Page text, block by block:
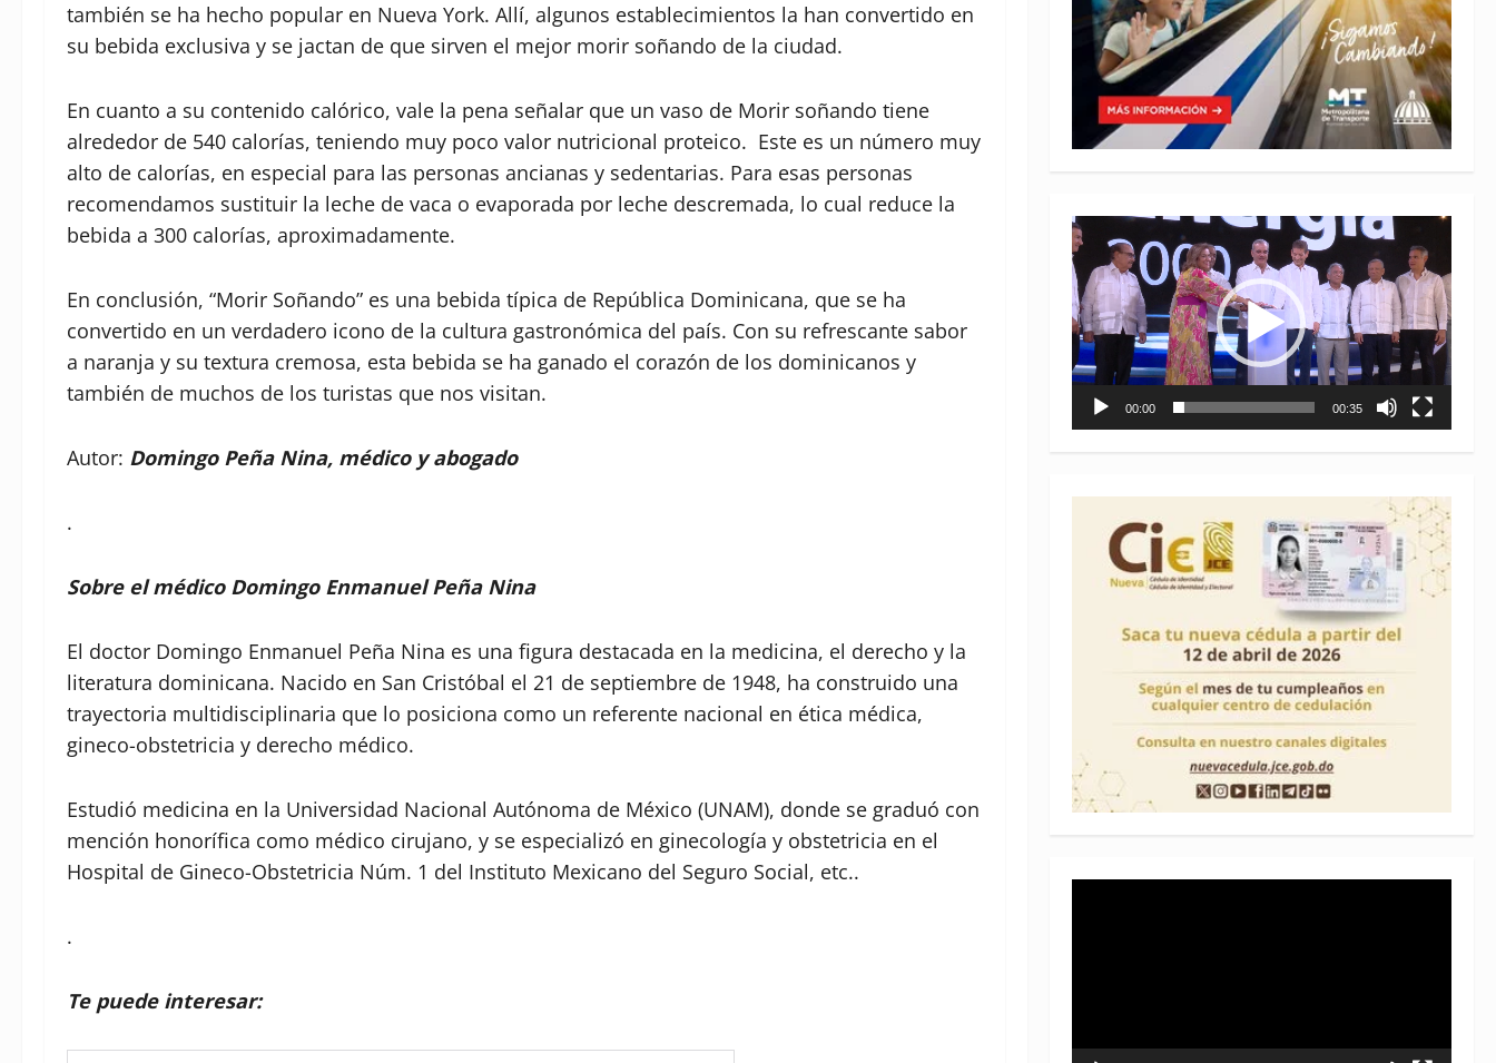
también se ha hecho popular en Nueva York. Allí, algunos establecimientos la han convertido en
su bebida exclusiva y se jactan de que sirven el mejor morir soñando de la ciudad.
En cuanto a su contenido calórico, vale la pena señalar que un vaso de Morir soñando tiene
alrededor de 540 calorías, teniendo muy poco valor nutricional proteico. Este es un número muy
alto de calorías, en especial para las personas ancianas y sedentarias. Para esas personas
recomendamos sustituir la leche de vaca o evaporada por leche descremada, lo cual reduce la
bebida a 300 calorías, aproximadamente.
En conclusión, “Morir Soñando” es una bebida típica de República Dominicana, que se ha
convertido en un verdadero icono de la cultura gastronómica del país. Con su refrescante sabor
a naranja y su textura cremosa, esta bebida se ha ganado el corazón de los dominicanos y
también de muchos de los turistas que nos visitan.
Autor: Domingo Peña Nina, médico y abogado
.
Sobre el médico Domingo Enmanuel Peña Nina
El doctor Domingo Enmanuel Peña Nina es una figura destacada en la medicina, el derecho y la
literatura dominicana. Nacido en San Cristóbal el 21 de septiembre de 1948, ha construido una
trayectoria multidisciplinaria que lo posiciona como un referente nacional en ética médica,
gineco-obstetricia y derecho médico.
Estudió medicina en la Universidad Nacional Autónoma de México (UNAM), donde se graduó con
mención honorífica como médico cirujano, y se especializó en ginecología y obstetricia en el
Hospital de Gineco-Obstetricia Núm. 1 del Instituto Mexicano del Seguro Social, etc..
.
Te puede interesar:
Reproductor
de
vídeo
00:00 00:35